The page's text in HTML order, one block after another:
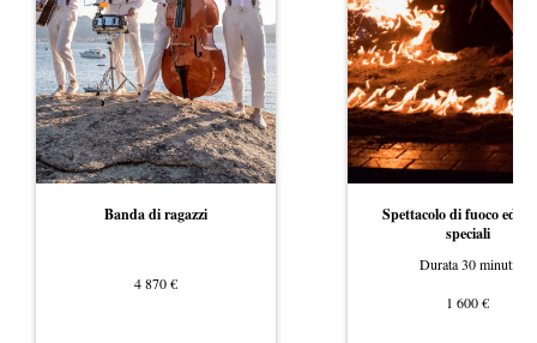
Banda di ragazzi
4 870€
Spettacolo di fuoco ed
speciali
Durata 30 minuti
1 600€